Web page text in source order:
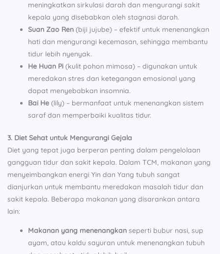
meningkatkan sirkulasi darah dan mengurangi sakit
kepala yang disebabkan oleh stagnasi darah.
Suan Zao Ren (biji jujube) – efektif untuk menenangkan
hati dan mengurangi kecemasan, sehingga membantu
tidur lebih nyenyak.
He Huan Pi (kulit pohon mimosa) – digunakan untuk
meredakan stres dan ketegangan emosional yang
dapat menyebabkan insomnia.
Bai He (lily) – bermanfaat untuk menenangkan sistem
saraf dan memperbaiki kualitas tidur.
3. Diet Sehat untuk Mengurangi Gejala
Diet yang tepat juga berperan penting dalam pengelolaan
gangguan tidur dan sakit kepala. Dalam TCM, makanan yang
menyeimbangkan energi Yin dan Yang tubuh sangat
dianjurkan untuk membantu meredakan masalah tidur dan
sakit kepala. Beberapa makanan yang disarankan antara
lain:
Makanan yang menenangkan seperti bubur nasi, sup
ayam, atau kaldu sayuran untuk menenangkan tubuh